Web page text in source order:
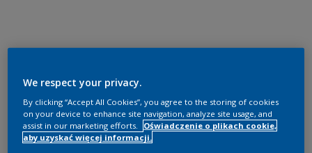
We respect your privacy.
By clicking “Accept All Cookies”, you agree to the storing of cookies
on your device to enhance site navigation, analyze site usage, and
assist in our marketing efforts.
Oświadczenie o plikach cookie,
aby uzyskać więcej informacji.